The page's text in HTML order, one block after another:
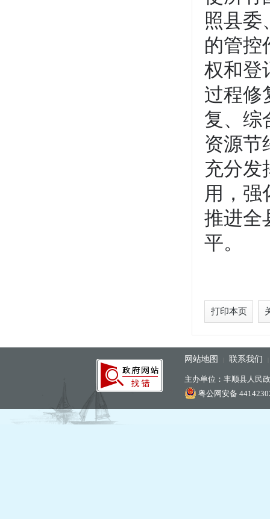
照县委
的管控
权和登
过程修
复、综
资源节
充分发
用，强
推进全
平。
打印本页
网站地图 联系我们
主办单位：丰顺县人民
粤公网安备